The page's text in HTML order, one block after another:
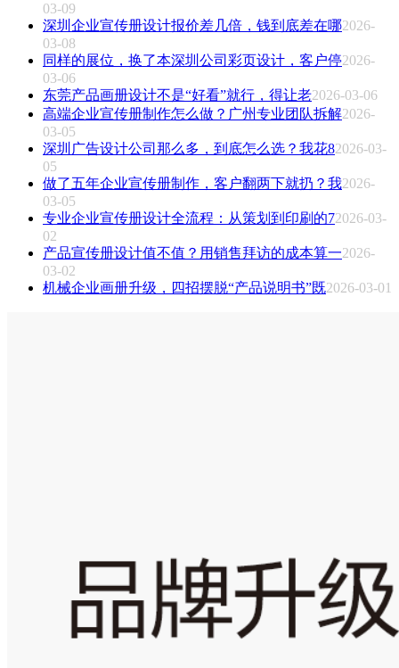
03-09
深圳企业宣传册设计报价差几倍，钱到底差在哪2026-
03-08
同样的展位，换了本深圳公司彩页设计，客户停2026-
03-06
东莞产品画册设计不是“好看”就行，得让老2026-03-06
高端企业宣传册制作怎么做？广州专业团队拆解2026-
03-05
深圳广告设计公司那么多，到底怎么选？我花82026-03-
05
做了五年企业宣传册制作，客户翻两下就扔？我2026-
03-05
专业企业宣传册设计全流程：从策划到印刷的72026-03-
02
产品宣传册设计值不值？用销售拜访的成本算一2026-
03-02
机械企业画册升级，四招摆脱“产品说明书”既2026-03-01